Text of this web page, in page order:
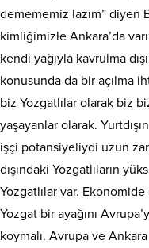
demememiz lazım” diyen
kimliğimizle Ankara’da
kendi yağıyla kavrulma
konusunda da bir açılma
biz Yozgatlılar olarak biz
yaşayanlar olarak.
işçi potansiyeliydi uzun
dışındaki Yozgatlıların
Yozgatlılar var.
Yozgat bir ayağını
koymalı. Avrupa ve